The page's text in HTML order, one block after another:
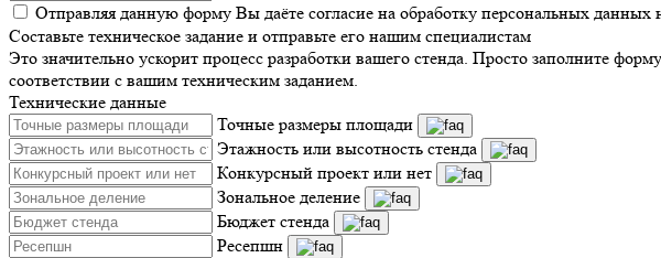
Отправляя данную форму Вы даёте согласие на обработку персональных данных
Составьте техническое задание и отправьте его нашим специалистам
Это значительно ускорит процесс разработки вашего стенда. Просто заполните
соответствии с вашим техническим заданием.
Технические данные
Точные размеры площади
Этажность или высотность стенда
Конкурсный проект или нет
Зональное деление
Бюджет стенда
Ресепшн